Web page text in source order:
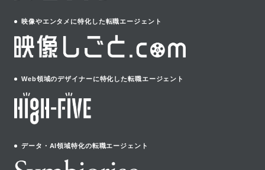
映像やエンタメに特化した転職エージェント
Web領域のデザイナーに特化した転職エージェント
データ・AI領域特化の転職エージェント